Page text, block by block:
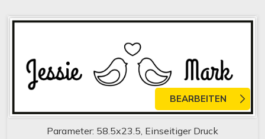
Parameter: 58.5x23.5, Einseitiger Druck
BEARBEITEN